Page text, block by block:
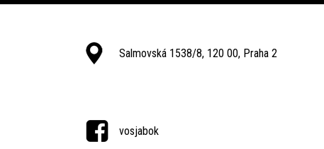
Salmovská 1538/8, 120 00, Praha 2
vosjabok